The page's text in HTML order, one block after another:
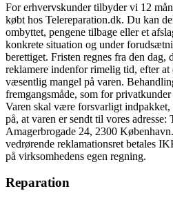
For erhvervskunder tilbyder vi 12
købt hos Telereparation.dk. Du kan
ombyttet, pengene tilbage eller et
konkrete situation og under
berettiget. Fristen regnes fra den dag,
reklamere indenfor rimelig tid, efter at
væsentlig mangel på varen.
fremgangsmåde, som for
Varen skal være forsvarligt
på, at varen er sendt til vores adresse:
Amagerbrogade 24, 2300
vedrørende reklamationsret betales
på virksomhedens egen regning.
Reparation